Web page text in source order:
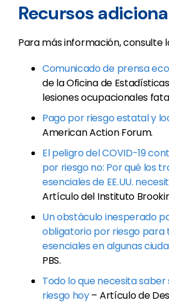
Recursos
Para más información, consulte
Comunicado de prensa
de la Oficina de
lesiones ocupacionales
Pago por riesgo estatal y
American Action Forum.
El peligro del COVID-19
por riesgo no: Por qué los
esenciales de EE.UU.
Artículo del Instituto
Un obstáculo inesperado
obligatorio por riesgo para
esenciales en algunas
PBS.
Todo lo que necesita
riesgo hoy– Artículo de